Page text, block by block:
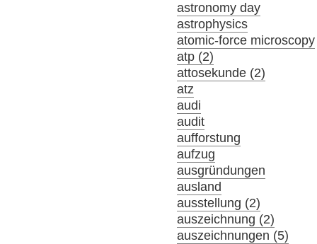
astronomy day
astrophysics
atomic-force microscopy
atp (2)
attosekunde (2)
atz
audi
audit
aufforstung
aufzug
ausgründungen
ausland
ausstellung (2)
auszeichnung (2)
auszeichnungen (5)